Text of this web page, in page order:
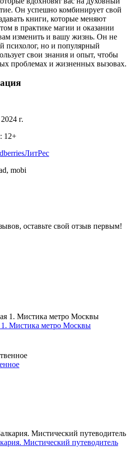
Он успешно комбинирует свой
книги, которые меняют
в практике магии и оказании
изменить и вашу жизнь. Он не
психолог, но и популярный
свои знания и опыт, чтобы
проблемах и жизненных вызовах.
г.
12+
ЛитРес
mobi
оставьте свой отзыв первым!
Мистика метро Москвы
Мистический путеводитель